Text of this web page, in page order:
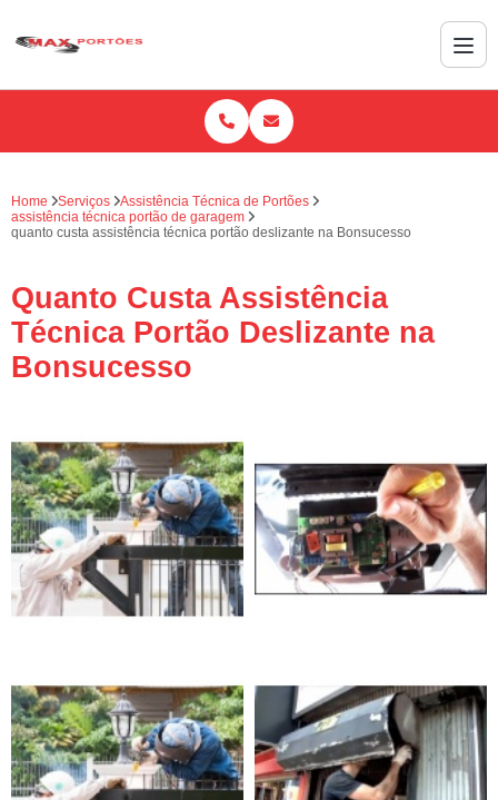
Home Serviços
Assistência Técnica de Portões
assistência técnica portão de garagem
quanto custa assistência técnica portão deslizante na Bonsucesso
Quanto Custa Assistência
Técnica Portão Deslizante na
Bonsucesso